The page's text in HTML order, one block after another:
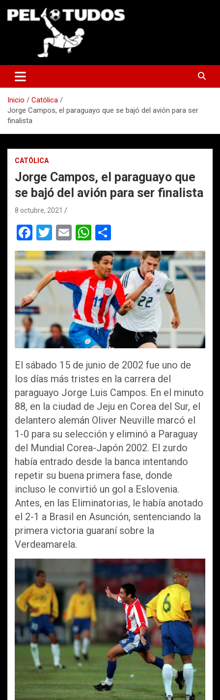
Inicio
Católica
Jorge Campos, el paraguayo que se bajó del avión para ser
finalista
CATÓLICA
Jorge Campos, el paraguayo que
se bajó del avión para ser finalista
8 octubre, 2021
F
a
ce
b
o
o
k
T
wi
tt
er
E
m
ail
W
h
at
s
A
p
p
o
m
p
ar
tir
El sábado 15 de junio de 2002 fue uno de
los días más tristes en la carrera del
paraguayo Jorge Luis Campos. En el minuto
88, en la ciudad de Jeju en Corea del Sur, el
delantero alemán Oliver Neuville marcó el
1-0 para su selección y eliminó a Paraguay
del Mundial Corea-Japón 2002. El zurdo
había entrado desde la banca intentando
repetir su buena primera fase, donde
incluso le convirtió un gol a Eslovenia.
Antes, en las Eliminatorias, le había anotado
el 2-1 a Brasil en Asunción, sentenciando la
primera victoria guaraní sobre la
Verdeamarela.